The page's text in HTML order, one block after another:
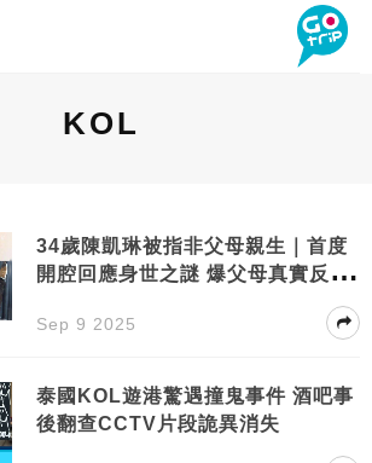
KOL
34歲陳凱琳被指非父母親生｜首度
開腔回應身世之謎 爆父母真實反應
Sep 9 2025
泰國KOL遊港驚遇撞鬼事件 酒吧事
後翻查CCTV片段詭異消失